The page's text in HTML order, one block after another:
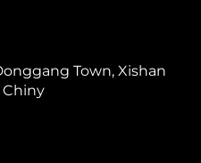
Town, Xishan
Chiny